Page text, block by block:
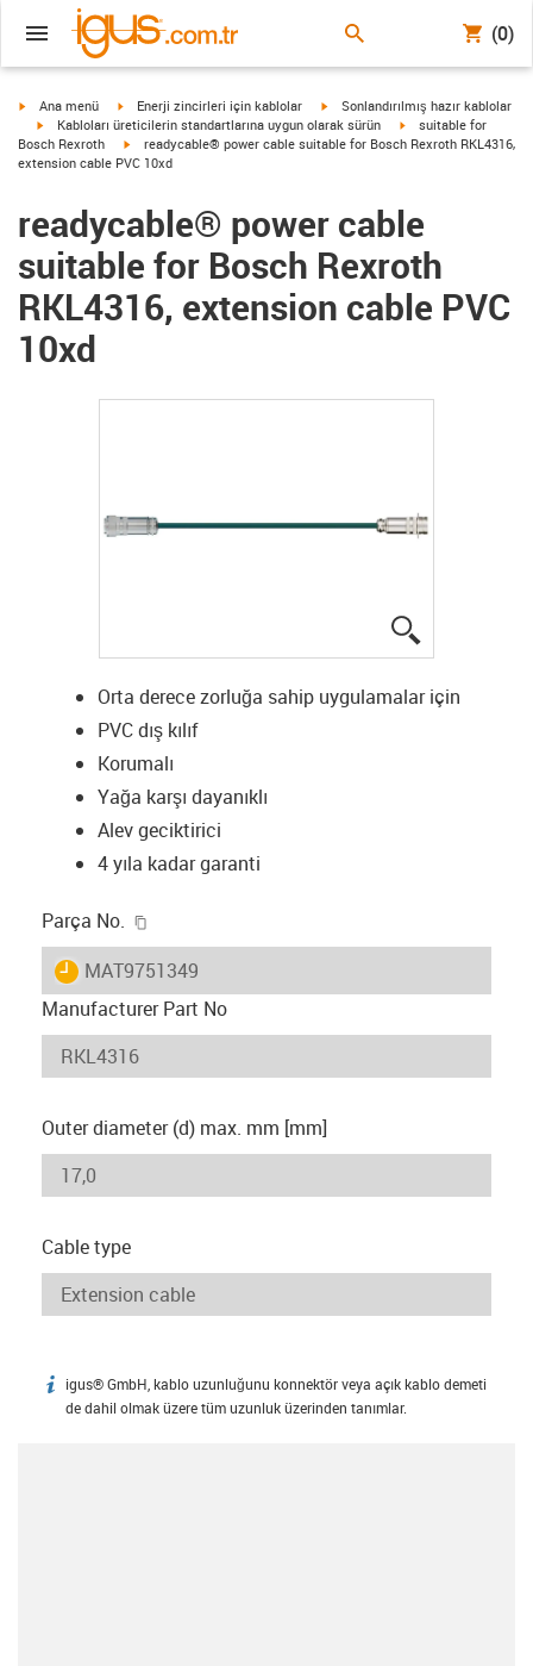
(0)
igus-icon-arrow-right
Ana menü igus-icon-arrow-right
Enerji zincirleri için kablolar igus-icon-arrow-right
Sonlandırılmış hazır kablolar
igus-icon-arrow-right
Kabloları üreticilerin standartlarına uygun olarak sürün igus-icon-arrow-right
suitable for
Bosch Rexroth
igus-icon-arrow-right
readycable® power cable suitable for Bosch Rexroth RKL4316,
extension cable PVC 10xd
readycable® power cable
suitable for Bosch Rexroth
RKL4316, extension cable PVC
10xd
Orta derece zorluğa sahip uygulamalar için
PVC dış kılıf
Korumalı
Yağa karşı dayanıklı
Alev geciktirici
4 yıla kadar garanti
Parça No.
igus-icon-lieferzeit
MAT9751349
Manufacturer Part No
Outer diameter (d) max. mm [mm]
Cable type
igus-icon-info
igus® GmbH, kablo uzunluğunu konnektör veya açık kablo demeti
de dahil olmak üzere tüm uzunluk üzerinden tanımlar.